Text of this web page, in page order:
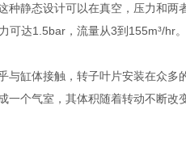
种静态设计可以在真空，压力和两
可达1.5bar，流量从3到155m³/hr
缸体接触，转子叶片安装在众多
个气室，其体积随着转动不断改变